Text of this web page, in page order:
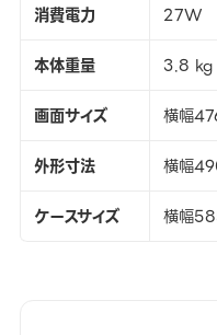
消費電力
27W
本体重量
3.8 kg
画面サイズ
横幅
外形寸法
横幅
ケースサイズ
横幅